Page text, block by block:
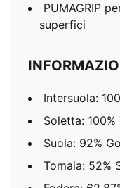
PUMAGRIP
superfici
Intersuola:
Soletta: 100%
Suola: 92%
Tomaia: 52%